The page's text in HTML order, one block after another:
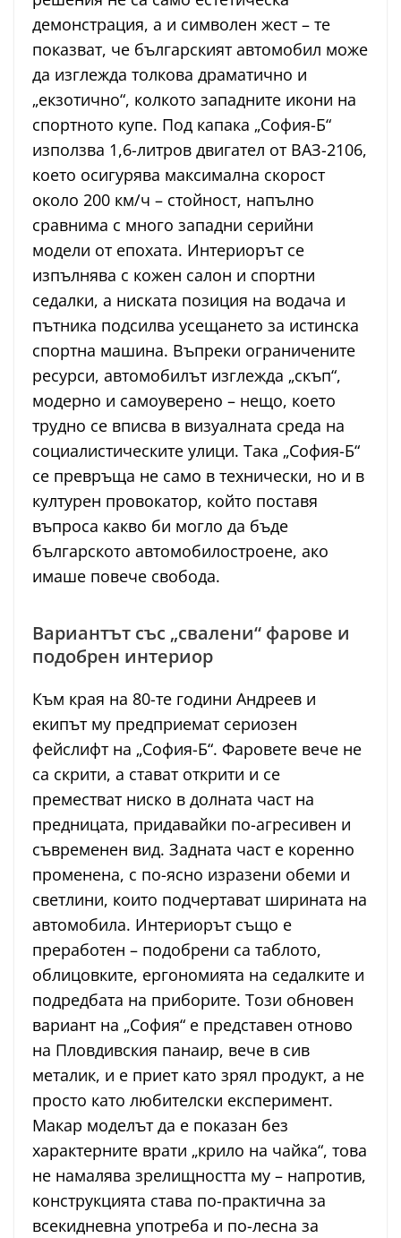
демонстрация, а и символен жест – те
показват, че българският автомобил може
да изглежда толкова драматично и
„екзотично“, колкото западните икони на
спортното купе. Под капака „София-Б“
използва 1,6-литров двигател от ВАЗ-2106,
което осигурява максимална скорост
около 200 км/ч – стойност, напълно
сравнима с много западни серийни
модели от епохата. Интериорът се
изпълнява с кожен салон и спортни
седалки, а ниската позиция на водача и
пътника подсилва усещането за истинска
спортна машина. Въпреки ограничените
ресурси, автомобилът изглежда „скъп“,
модерно и самоуверено – нещо, което
трудно се вписва в визуалната среда на
социалистическите улици. Така „София-Б“
се превръща не само в технически, но и в
културен провокатор, който поставя
въпроса какво би могло да бъде
българското автомобилостроене, ако
имаше повече свобода.
Вариантът със „свалени“ фарове и
подобрен интериор
Към края на 80-те години Андреев и
екипът му предприемат сериозен
фейслифт на „София-Б“. Фаровете вече не
са скрити, а стават открити и се
преместват ниско в долната част на
предницата, придавайки по-агресивен и
съвременен вид. Задната част е коренно
променена, с по-ясно изразени обеми и
светлини, които подчертават ширината на
автомобила. Интериорът също е
преработен – подобрени са таблото,
облицовките, ергономията на седалките и
подредбата на приборите. Този обновен
вариант на „София“ е представен отново
на Пловдивския панаир, вече в сив
металик, и е приет като зрял продукт, а не
просто като любителски експеримент.
Макар моделът да е показан без
характерните врати „крило на чайка“, това
не намалява зрелищността му – напротив,
конструкцията става по-практична за
всекидневна употреба и по-лесна за